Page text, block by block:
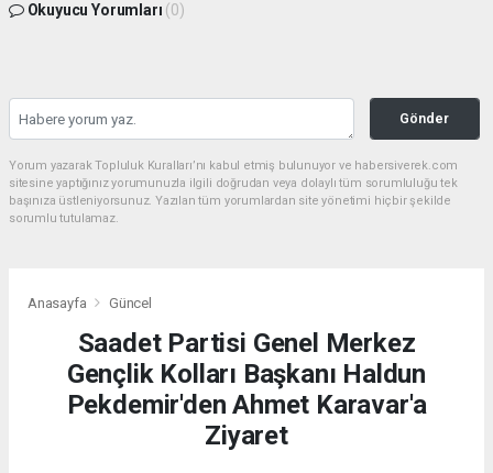
Okuyucu Yorumları (0)
Gönder
Yorum yazarak Topluluk Kuralları’nı kabul etmiş bulunuyor ve habersiverek.com
sitesine yaptığınız yorumunuzla ilgili doğrudan veya dolaylı tüm sorumluluğu tek
başınıza üstleniyorsunuz. Yazılan tüm yorumlardan site yönetimi hiçbir şekilde
sorumlu tutulamaz.
Anasayfa Güncel
Saadet Partisi Genel Merkez
Gençlik Kolları Başkanı Haldun
Pekdemir'den Ahmet Karavar'a
Ziyaret